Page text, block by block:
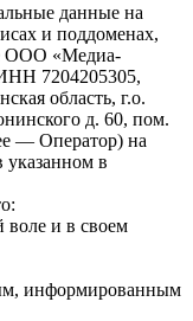
данные на
и поддоменах,
ООО «Медиа-
7204205305,
область, г.о.
д. 60, пом.
— Оператор) на
указанном в
воле и в своем
информированным